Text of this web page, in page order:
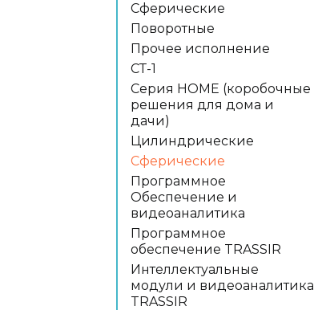
Сферические
Поворотные
Прочее исполнение
СТ-1
Серия HOME (коробочные
решения для дома и
дачи)
Цилиндрические
Сферические
Программное
Обеспечение и
видеоаналитика
Программное
обеспечение TRASSIR
Интеллектуальные
модули и видеоаналитика
TRASSIR